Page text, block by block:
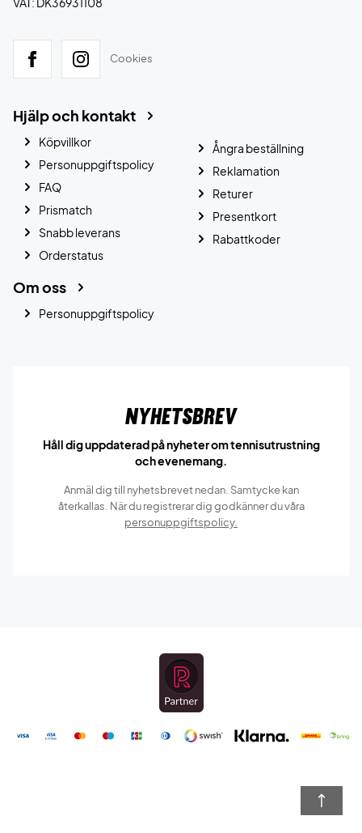
Cookies
Hjälp och kontakt
Köpvillkor
Personuppgiftspolicy
FAQ
Prismatch
Snabb leverans
Orderstatus
Ångra beställning
Reklamation
Returer
Presentkort
Rabattkoder
Om oss
Personuppgiftspolicy
Nyhetsbrev
Håll dig uppdaterad på nyheter om tennisutrustning
och evenemang.
Anmäl dig till nyhetsbrevet nedan. Samtycke kan
återkallas. När du registrerar dig godkänner du våra
personuppgiftspolicy.